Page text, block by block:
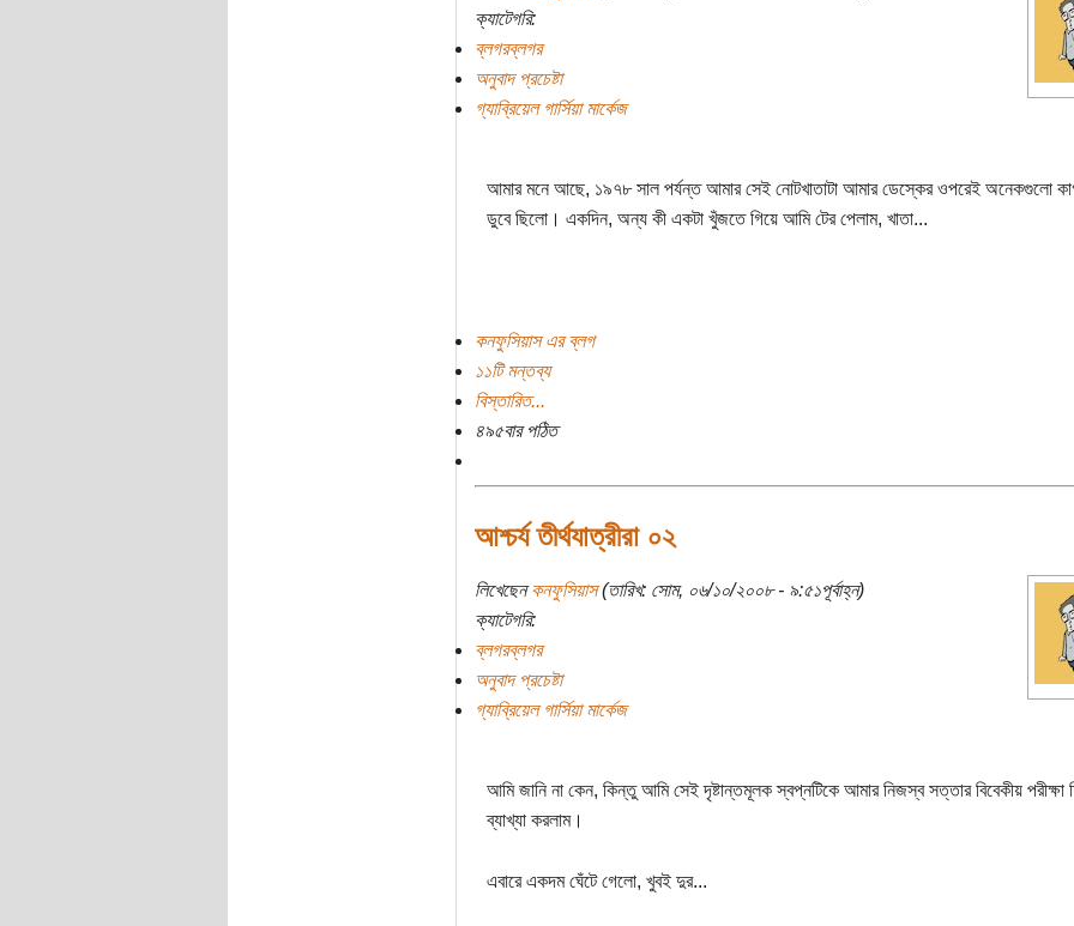
ক্যাটেগরি:
ব্লগরব্লগর
অনুবাদ প্রচেষ্টা
গ্যাব্রিয়েল গার্সিয়া মার্কেজ
আমার মনে আছে, ১৯৭৮ সাল পর্যন্ত আমার সেই নোটখাতাটা আমার ডেস্কের ওপরেই অনেকগুলো
ডুবে ছিলো। একদিন, অন্য কী একটা খুঁজতে গিয়ে আমি টের পেলাম, খাতা...
কনফুসিয়াস এর ব্লগ
১১টি মন্তব্য
বিস্তারিত...
৪৯৫বার পঠিত
আশ্চর্য তীর্থযাত্রীরা ০২
লিখেছেনকনফুসিয়াস(তারিখ: সোম, ০৬/১০/২০০৮ - ৯:৫১পূর্বাহ্ন)
ক্যাটেগরি:
ব্লগরব্লগর
অনুবাদ প্রচেষ্টা
গ্যাব্রিয়েল গার্সিয়া মার্কেজ
আমি জানি না কেন, কিন্তু আমি সেই দৃষ্টান্তমূলক স্বপ্নটিকে আমার নিজস্ব স‌ত্তার বিবেকীয় পরীক্ষা
ব্যাখ্যা করলাম।
এবারে একদম ঘেঁটে গেলো, খুবই দুর...